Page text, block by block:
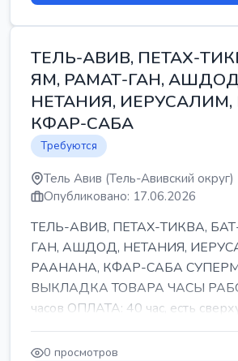
ТЕЛЬ-АВИВ, ПЕТАХ-
ЯМ, РАМАТ-ГАН,
НЕТАНИЯ, ИЕРУСАЛИМ,
КФАР-САБА
Требуются
Тель Авив (Тель-Авивский округ)
Опубликовано: 17.06.2026
ТЕЛЬ-АВИВ, ПЕТАХ-ТИКВА,
ГАН, АШДОД, НЕТАНИЯ,
РААНАНА, КФАР-САБА
ВЫКЛАДКА ТОВАРА ЧАСЫ
часов ОПЛАТА: 40 час, есть
ПИТАНИЕ ЕСТЬ Для синих б...
0 просмотров